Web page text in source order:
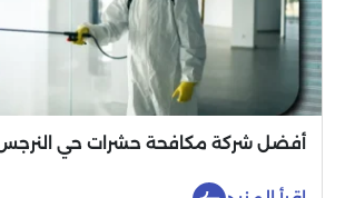
أفضل شركة مكافحة حشرات حي